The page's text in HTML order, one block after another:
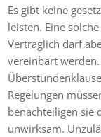
Es gibt keine
leisten. Eine
Vertraglich darf
vereinbart
Regelungen
benachteiligen sie
unwirksam.